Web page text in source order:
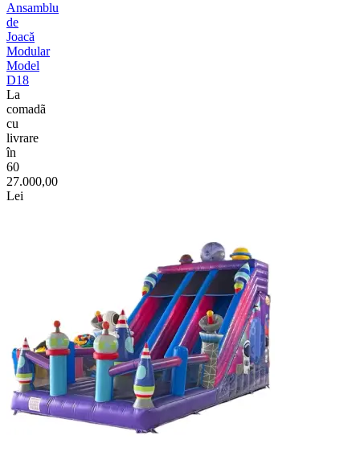
Ansamblu
de
Joacă
Modular
Model
D18
La
comadã
cu
livrare
în
60
27.000,00
Lei